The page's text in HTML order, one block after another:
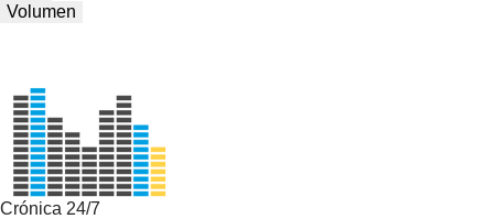
Volumen
Crónica 24/7